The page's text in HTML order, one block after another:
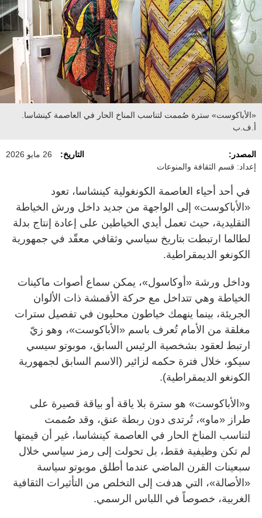
«الأباكوست» سترة صُممت لتناسب المناخ الحار في العاصمة كينشاسا.
أ.ف.ب
المصدر:
إعداد: قسم الثقافة والمنوعات
التاريخ: 26 مايو 2026
في أحد أحياء العاصمة الكونغولية كينشاسا، تعود
«الأباكوست» إلى الواجهة من جديد داخل ورش الخياطة
التقليدية، حيث تعمل أيدي الخياطين على إعادة إنتاج بدلة
لطالما ارتبطت بتاريخ سياسي وثقافي معقّد في جمهورية
الكونغو الديمقراطية.
وداخل ورشة «أوكاسول»، يمكن سماع أصوات ماكينات
الخياطة وهي تتداخل مع حركة الأقمشة ذات الألوان
الجريئة، بينما ينهمك خياطون محليون في تفصيل سترات
مغلقة من الأمام تُعرف باسم «الأباكوست»، وهو زيّ
ارتبط لعقود بشخصية الرئيس السابق، موبوتو سيسي
سيكو، خلال فترة حكمه لزائير (الاسم السابق لجمهورية
الكونغو الديمقراطية).
و«الأباكوست» هو سترة بلا ياقة أو بياقة قصيرة على
طراز «ماو»، تُرتدى دون ربطة عنق، وقد صُممت
لتناسب المناخ الحار في العاصمة كينشاسا، غير أن قيمتها
لم تكن وظيفية فقط، بل تحولت إلى رمز سياسي خلال
سبعينات القرن الماضي عندما أطلق موبوتو سياسة
«الأصالة»، التي هدفت إلى التخلص من التأثيرات الثقافية
الغربية، خصوصاً في اللباس الرسمي.